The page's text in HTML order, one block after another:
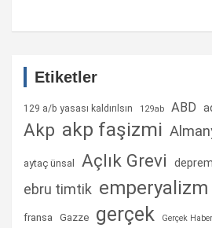
Etiketler
129 a/b yasası kaldırılsın 129ab ABD
Akp akp faşizmi
aytaç ünsal Açlık Grevi deprem
ebru timtik emperyalizm
fransa Gazze gerçek Gerçek